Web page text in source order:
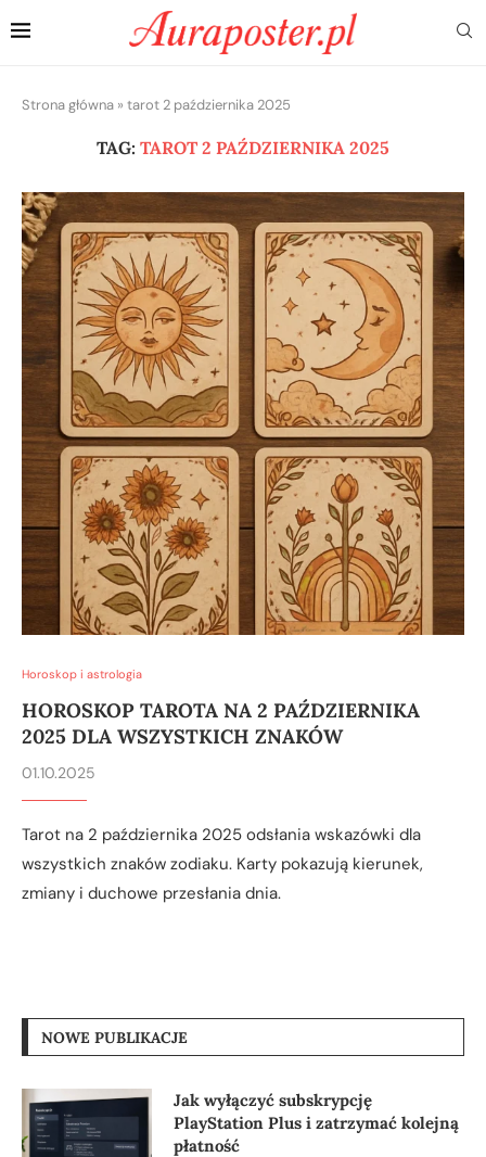
Strona główna » tarot 2 października 2025
TAG: TAROT 2 PAŹDZIERNIKA 2025
Horoskop i astrologia
HOROSKOP TAROTA NA 2 PAŹDZIERNIKA
2025 DLA WSZYSTKICH ZNAKÓW
01.10.2025
Tarot na 2 października 2025 odsłania wskazówki dla
wszystkich znaków zodiaku. Karty pokazują kierunek,
zmiany i duchowe przesłania dnia.
NOWE PUBLIKACJE
Jak wyłączyć subskrypcję
PlayStation Plus i zatrzymać kolejną
płatność